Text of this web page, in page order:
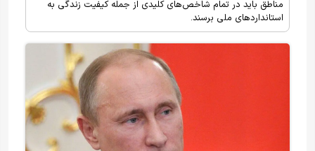
مناطق باید در تمام شاخص‌های کلیدی از جمله کیفیت زندگی به
استانداردهای ملی برسند.